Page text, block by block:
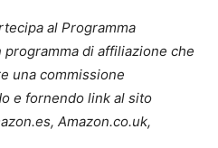
al Programma
programma di affiliazione che
una commissione
e fornendo link al sito
Amazon.co.uk,